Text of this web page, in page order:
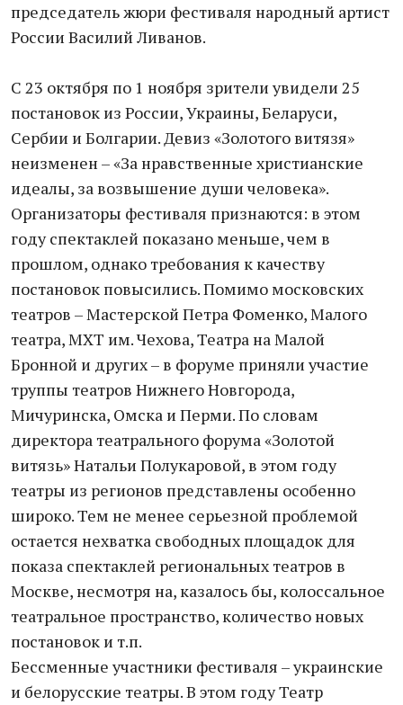
председатель жюри фестиваля народный артист
России Василий Ливанов.
С 23 октября по 1 ноября зрители увидели 25
постановок из России, Украины, Беларуси,
Сербии и Болгарии. Девиз «Золотого витязя»
неизменен – «За нравственные христианские
идеалы, за возвышение души человека».
Организаторы фестиваля признаются: в этом
году спектаклей показано меньше, чем в
прошлом, однако требования к качеству
постановок повысились. Помимо московских
театров – Мастерской Петра Фоменко, Малого
театра, МХТ им. Чехова, Театра на Малой
Бронной и других – в форуме приняли участие
труппы театров Нижнего Новгорода,
Мичуринска, Омска и Перми. По словам
директора театрального форума «Золотой
витязь» Натальи Полукаровой, в этом году
театры из регионов представлены особенно
широко. Тем не менее серьезной проблемой
остается нехватка свободных площадок для
показа спектаклей региональных театров в
Москве, несмотря на, казалось бы, колоссальное
театральное пространство, количество новых
постановок и т.п.
Бессменные участники фестиваля – украинские
и белорусские театры. В этом году Театр